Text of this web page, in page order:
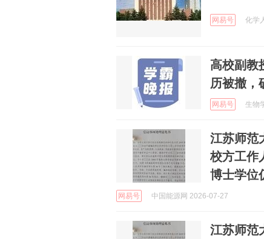
网易号 化学
高校副教
历被撤，
网易号 生物
江苏师范
校方工作
博士学位
网易号 中国能源网 2026-07-27
江苏师范